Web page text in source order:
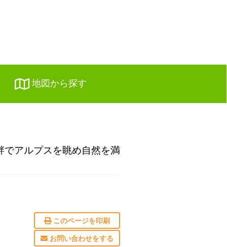
地図から探す
アルプスを眺め自然を満
このページを印刷
お問い合わせをする